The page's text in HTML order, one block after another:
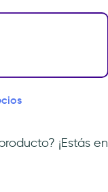
¡Estás en